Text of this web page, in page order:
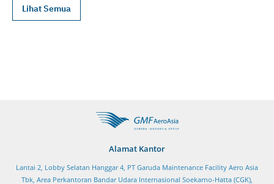
Lihat Semua
Alamat Kantor
Lantai 2, Lobby Selatan Hanggar 4, PT Garuda Maintenance Facility Aero Asia
Tbk, Area Perkantoran Bandar Udara Internasional Soekarno-Hatta (CGK),